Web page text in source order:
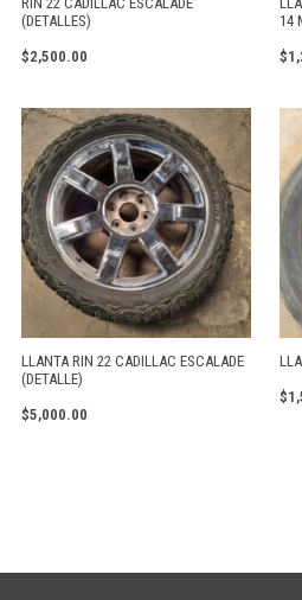
(DETALLES)
$2,500.00
14
$
LLANTA RIN 22 CADILLAC ESCALADE
(DETALLE)
$5,000.00
$